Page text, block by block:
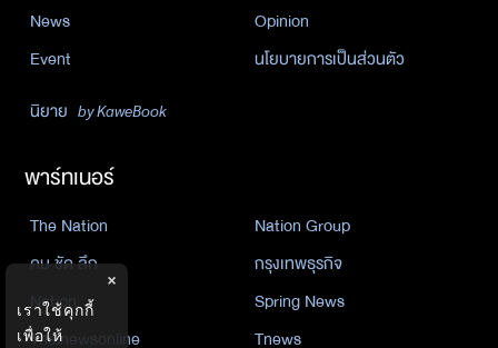
News
Opinion
Event
นโยบายการเป็นส่วนตัว
นิยาย by KaweBook
พาร์ทเนอร์
The Nation
Nation Group
คม ชัด ลึก
กรุงเทพธุรกิจ
Nation
Spring News
Thainewsonline
Tnews
×
เราใช้คุกกี้
เพื่อให้